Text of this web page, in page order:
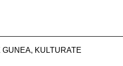
GUNEA, KULTURATE